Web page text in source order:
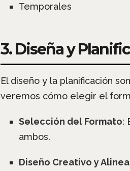
Temporales
3. Diseña y
El diseño y la planificación
veremos cómo elegir el
Selección del Formato:
ambos.
Diseño Creativo y